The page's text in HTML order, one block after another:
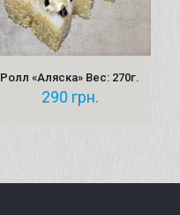
Ролл «Аляска» Вес: 270г.
290 грн.